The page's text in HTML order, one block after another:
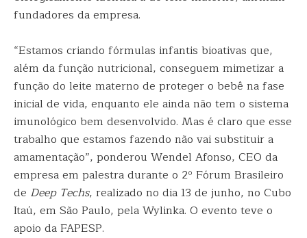
fundadores da empresa.
“Estamos criando fórmulas infantis bioativas que,
além da função nutricional, conseguem mimetizar a
função do leite materno de proteger o bebê na fase
inicial de vida, enquanto ele ainda não tem o sistema
imunológico bem desenvolvido. Mas é claro que esse
trabalho que estamos fazendo não vai substituir a
amamentação”, ponderou Wendel Afonso, CEO da
empresa em palestra durante o 2º Fórum Brasileiro
de Deep Techs, realizado no dia 13 de junho, no Cubo
Itaú, em São Paulo, pela Wylinka. O evento teve o
apoio da FAPESP.